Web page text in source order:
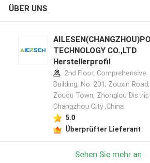
ÜBER UNS
TECHNOLOGY CO.,LTD
Herstellerprofil
2nd Floor, Comprehensive
Building, No. 201, Zouxin Road,
Zouqu Town, Zhonglou
Changzhou City ,China
5.0
Überprüfter Lieferant
Sehen Sie mehr an